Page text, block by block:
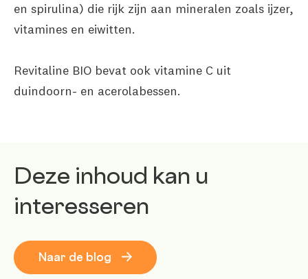
en spirulina) die rijk zijn aan mineralen zoals ijzer,
vitamines en eiwitten.
Revitaline BIO bevat ook vitamine C uit
duindoorn- en acerolabessen.
Deze inhoud kan u
interesseren
Naar de blog